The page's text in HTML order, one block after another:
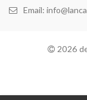
Email:
2026